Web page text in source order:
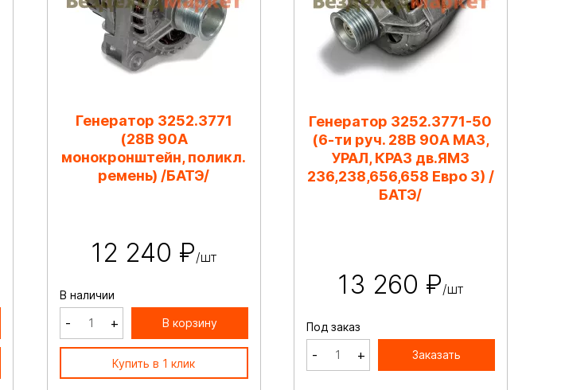
Генератор 3252.3771
(28В 90А
монокронштейн, поликл.
ремень) /БАТЭ/
12 240 ₽/шт
В наличии
- + В корзину
Купить в 1 клик
Генератор 3252.3771-50
(6-ти руч. 28В 90А МАЗ,
УРАЛ, КРАЗ дв.ЯМЗ
236,238,656,658 Евро 3) /
БАТЭ/
13 260 ₽/шт
Под заказ
- + Заказать